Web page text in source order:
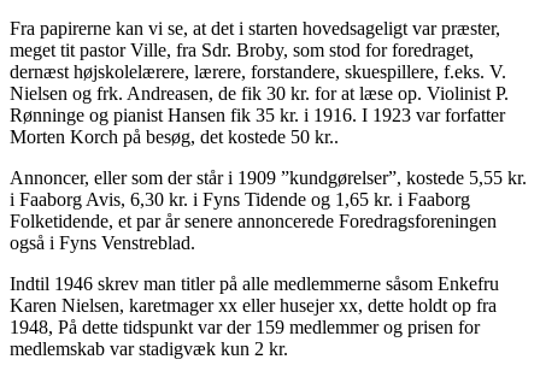
Fra papirerne kan vi se, at det i starten hovedsageligt var præster,
meget tit pastor Ville, fra Sdr. Broby, som stod for foredraget,
dernæst højskolelærere, lærere, forstandere, skuespillere, f.eks. V.
Nielsen og frk. Andreasen, de fik 30 kr. for at læse op. Violinist P.
Rønninge og pianist Hansen fik 35 kr. i 1916. I 1923 var forfatter
Morten Korch på besøg, det kostede 50 kr..
Annoncer, eller som der står i 1909 ”kundgørelser”, kostede 5,55 kr.
i Faaborg Avis, 6,30 kr. i Fyns Tidende og 1,65 kr. i Faaborg
Folketidende, et par år senere annoncerede Foredragsforeningen
også i Fyns Venstreblad.
Indtil 1946 skrev man titler på alle medlemmerne såsom Enkefru
Karen Nielsen, karetmager xx eller husejer xx, dette holdt op fra
1948, På dette tidspunkt var der 159 medlemmer og prisen for
medlemskab var stadigvæk kun 2 kr.